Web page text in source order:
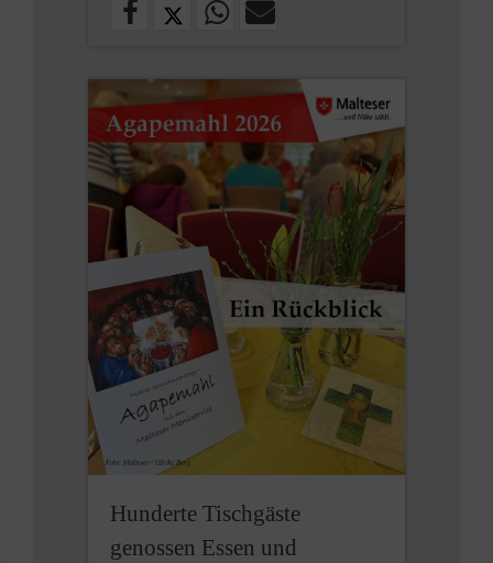
Hunderte Tischgäste
genossen Essen und